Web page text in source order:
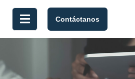
Contáctanos